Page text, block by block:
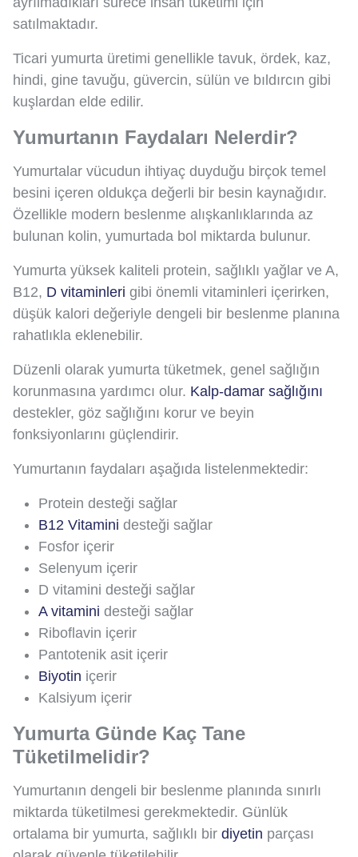
satılmaktadır.
Ticari yumurta üretimi genellikle tavuk, ördek, kaz,
hindi, gine tavuğu, güvercin, sülün ve bıldırcın gibi
kuşlardan elde edilir.
Yumurtanın Faydaları Nelerdir?
Yumurtalar vücudun ihtiyaç duyduğu birçok temel
besini içeren oldukça değerli bir besin kaynağıdır.
Özellikle modern beslenme alışkanlıklarında az
bulunan kolin, yumurtada bol miktarda bulunur.
Yumurta yüksek kaliteli protein, sağlıklı yağlar ve A,
B12, D vitaminleri gibi önemli vitaminleri içerirken,
düşük kalori değeriyle dengeli bir beslenme planına
rahatlıkla eklenebilir.
Düzenli olarak yumurta tüketmek, genel sağlığın
korunmasına yardımcı olur. Kalp-damar sağlığını
destekler, göz sağlığını korur ve beyin
fonksiyonlarını güçlendirir.
Yumurtanın faydaları aşağıda listelenmektedir:
Protein desteği sağlar
B12 Vitamini desteği sağlar
Fosfor içerir
Selenyum içerir
D vitamini desteği sağlar
A vitamini desteği sağlar
Riboflavin içerir
Pantotenik asit içerir
Biyotin içerir
Kalsiyum içerir
Yumurta Günde Kaç Tane
Tüketilmelidir?
Yumurtanın dengeli bir beslenme planında sınırlı
miktarda tüketilmesi gerekmektedir. Günlük
ortalama bir yumurta, sağlıklı bir diyetin parçası